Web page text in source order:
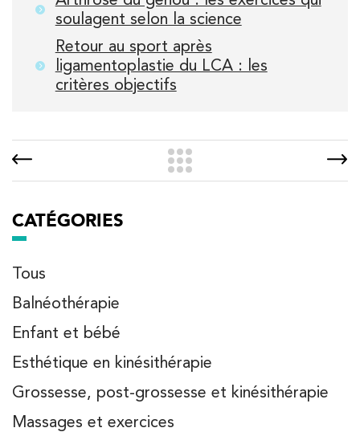
soulagent selon la science
Retour au sport après
ligamentoplastie du LCA : les
critères objectifs
CATÉGORIES
Tous
Balnéothérapie
Enfant et bébé
Esthétique en kinésithérapie
Grossesse, post-grossesse et kinésithérapie
Massages et exercices